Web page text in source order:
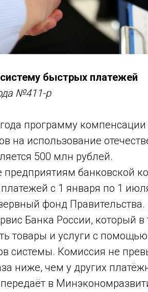
быстрых платежей
№411-р
программу
на использование
500 млн рублей.
банковской
с 1 января по 1
фонд Правительства.
Банка России, который в
товары и услуги с
системы. Комиссия не
ниже, чем у других
в